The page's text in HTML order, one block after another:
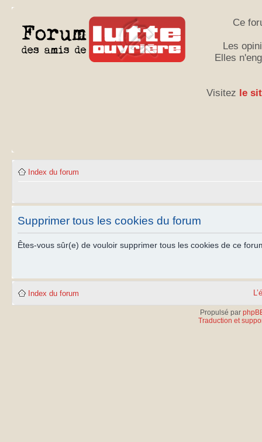
Ce
Les
Elles
Visitez le
Index du forum
Supprimer tous les cookies du forum
Êtes-vous sûr(e) de vouloir supprimer tous les cookies de ce
Index du forum
Propulsé par
Traduction et